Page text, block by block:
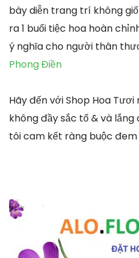
bày diễn trang trí không
ra 1 buổi tiệc hoa hoàn
ý nghĩa cho người thân
Phong Điền
Hãy đến với Shop Hoa
không đầy sắc tố & và
tôi cam kết ràng buộc